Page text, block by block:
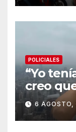
Estados
POLICIALES
“Yo
creo
justicia
6